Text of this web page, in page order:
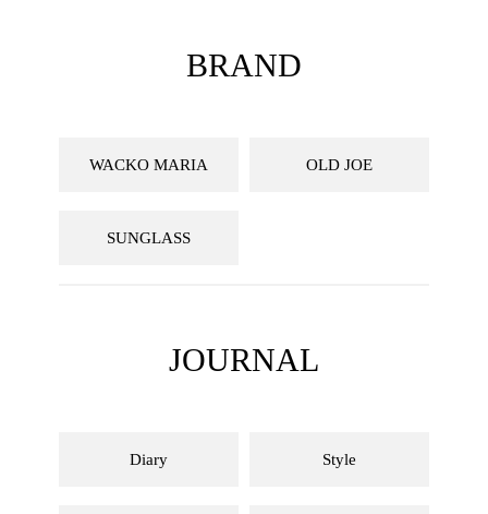
BRAND
WACKO MARIA OLD JOE
SUNGLASS
JOURNAL
Diary Style